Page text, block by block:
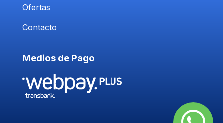
Ofertas
Contacto
Medios de Pago